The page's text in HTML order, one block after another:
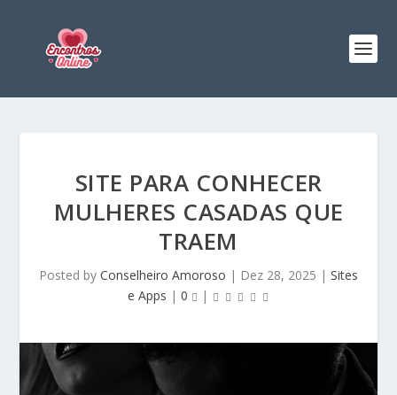
SITE PARA CONHECER
MULHERES CASADAS QUE
TRAEM
Posted by Conselheiro Amoroso | Dez 28, 2025 | Sites
e Apps | 0 |